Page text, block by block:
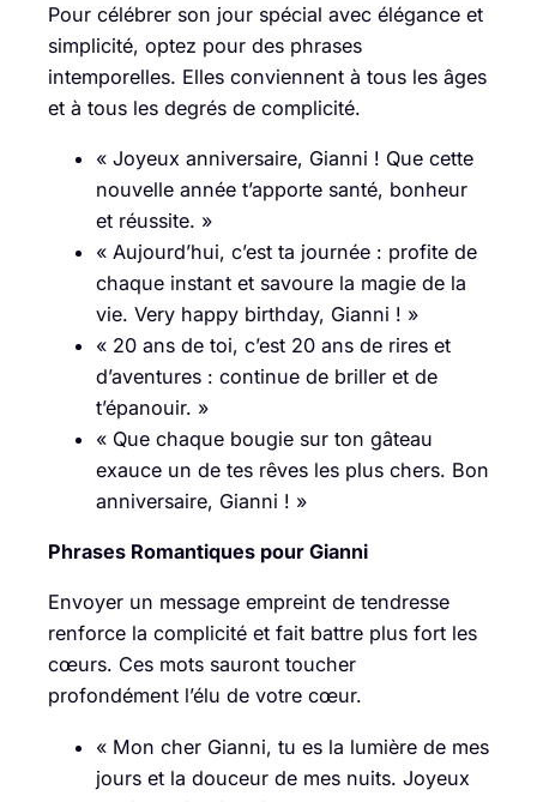
Pour célébrer son jour spécial avec élégance et
simplicité, optez pour des phrases
intemporelles. Elles conviennent à tous les âges
et à tous les degrés de complicité.
« Joyeux anniversaire, Gianni ! Que cette
nouvelle année t’apporte santé, bonheur
et réussite. »
« Aujourd’hui, c’est ta journée : profite de
chaque instant et savoure la magie de la
vie. Very happy birthday, Gianni ! »
« 20 ans de toi, c’est 20 ans de rires et
d’aventures : continue de briller et de
t’épanouir. »
« Que chaque bougie sur ton gâteau
exauce un de tes rêves les plus chers. Bon
anniversaire, Gianni ! »
Phrases Romantiques pour Gianni
Envoyer un message empreint de tendresse
renforce la complicité et fait battre plus fort les
cœurs. Ces mots sauront toucher
profondément l’élu de votre cœur.
« Mon cher Gianni, tu es la lumière de mes
jours et la douceur de mes nuits. Joyeux